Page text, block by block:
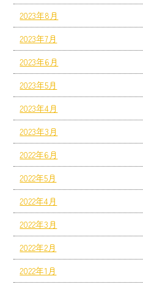
2023年8月
2023年7月
2023年6月
2023年5月
2023年4月
2023年3月
2022年6月
2022年5月
2022年4月
2022年3月
2022年2月
2022年1月